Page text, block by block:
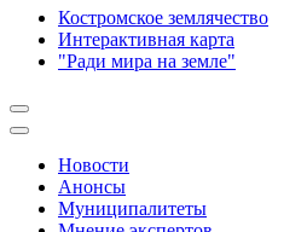
Костромское землячество
Интерактивная карта
"Ради мира на земле"
Новости
Анонсы
Муниципалитеты